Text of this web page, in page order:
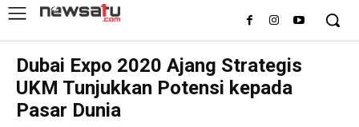
Dubai Expo 2020 Ajang Strategis
UKM Tunjukkan Potensi kepada
Pasar Dunia